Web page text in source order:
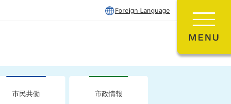
Foreign Language
市民共働 市政情報